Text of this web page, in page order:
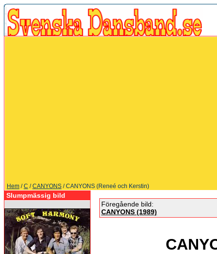
Hem /C /CANYONS / CANYONS (Reneé och Kerstin)
Slumpmässig bild
Föregående bild:
CANYONS (1989)